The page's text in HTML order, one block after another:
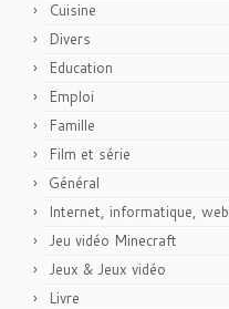
Cuisine
Divers
Education
Emploi
Famille
Film et série
Général
Internet, informatique, web
Jeu vidéo Minecraft
Jeux & Jeux vidéo
Livre